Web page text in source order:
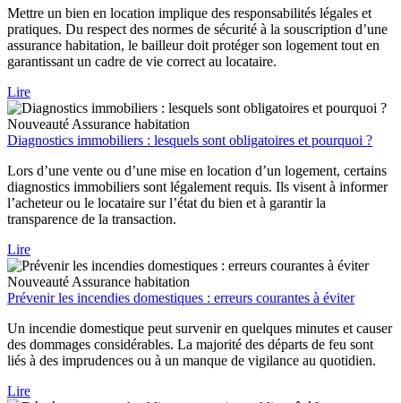
Mettre un bien en location implique des responsabilités légales et
pratiques. Du respect des normes de sécurité à la souscription d’une
assurance habitation, le bailleur doit protéger son logement tout en
garantissant un cadre de vie correct au locataire.
Lire
Nouveauté Assurance habitation
Diagnostics immobiliers : lesquels sont obligatoires et pourquoi ?
Lors d’une vente ou d’une mise en location d’un logement, certains
diagnostics immobiliers sont légalement requis. Ils visent à informer
l’acheteur ou le locataire sur l’état du bien et à garantir la
transparence de la transaction.
Lire
Nouveauté Assurance habitation
Prévenir les incendies domestiques : erreurs courantes à éviter
Un incendie domestique peut survenir en quelques minutes et causer
des dommages considérables. La majorité des départs de feu sont
liés à des imprudences ou à un manque de vigilance au quotidien.
Lire